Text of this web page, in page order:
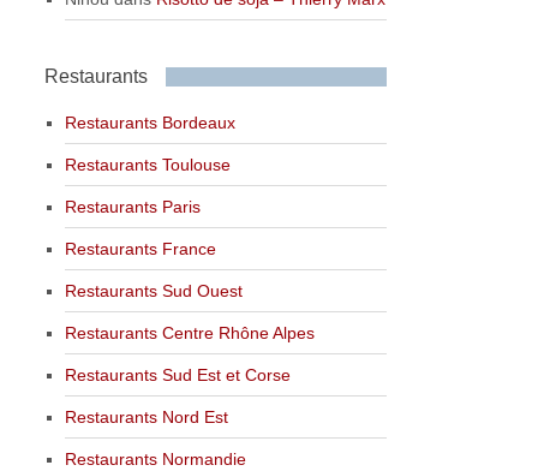
Restaurants
Restaurants Bordeaux
Restaurants Toulouse
Restaurants Paris
Restaurants France
Restaurants Sud Ouest
Restaurants Centre Rhône Alpes
Restaurants Sud Est et Corse
Restaurants Nord Est
Restaurants Normandie